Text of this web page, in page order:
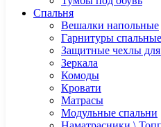
Спальня
Вешалки напольные
Гарнитуры спальные
Защитные чехлы для
Зеркала
Комоды
Кровати
Матрасы
Модульные спальни